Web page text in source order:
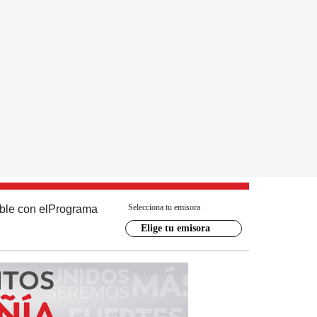
con el Programa Selecciona tu emisora
Elige tu emisora